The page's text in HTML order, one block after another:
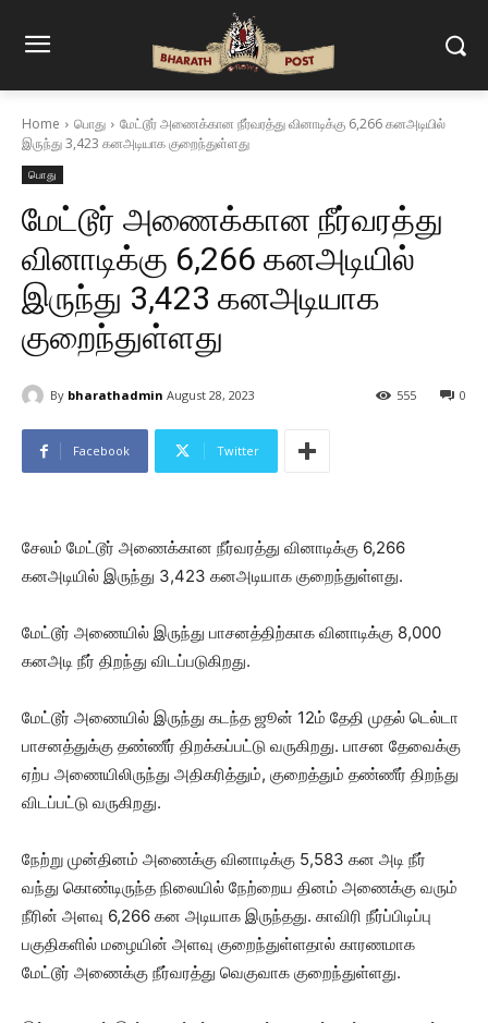
Home பொது
மேட்டூர் அணைக்கான நீர்வரத்து வினாடிக்கு 6,266 கனஅடியில்
இருந்து 3,423 கனஅடியாக குறைந்துள்ளது
பொது
மேட்டூர் அணைக்கான நீர்வரத்து
வினாடிக்கு 6,266 கனஅடியில்
இருந்து 3,423 கனஅடியாக
குறைந்துள்ளது
By bharathadmin August 28, 2023 0
555
Facebook Twitter
சேலம் மேட்டூர் அணைக்கான நீர்வரத்து வினாடிக்கு 6,266
கனஅடியில் இருந்து 3,423 கனஅடியாக குறைந்துள்ளது.
மேட்டூர் அணையில் இருந்து பாசனத்திற்காக வினாடிக்கு 8,000
கனஅடி நீர் திறந்து விடப்படுகிறது.
மேட்டூர் அணையில் இருந்து கடந்த ஜூன் 12ம் தேதி முதல் டெல்டா
பாசனத்துக்கு தண்ணீர் திறக்கப்பட்டு வருகிறது. பாசன தேவைக்கு
ஏற்ப அணையிலிருந்து அதிகரித்தும், குறைத்தும் தண்ணீர் திறந்து
விடப்பட்டு வருகிறது.
நேற்று முன்தினம் அணைக்கு வினாடிக்கு 5,583 கன அடி நீர்
வந்து கொண்டிருந்த நிலையில் நேற்றைய தினம் அணைக்கு வரும்
நீரின் அளவு 6,266 கன அடியாக இருந்தது. காவிரி நீர்ப்பிடிப்பு
பகுதிகளில் மழையின் அளவு குறைந்துள்ளதால் காரணமாக
மேட்டூர் அணைக்கு நீர்வரத்து வெகுவாக குறைந்துள்ளது.